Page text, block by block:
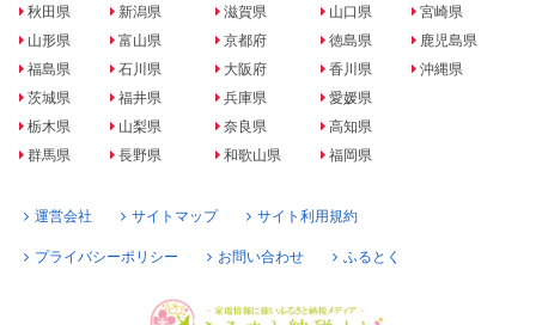
秋田県
山形県
福島県
茨城県
栃木県
群馬県
新潟県
富山県
石川県
福井県
山梨県
長野県
滋賀県
京都府
大阪府
兵庫県
奈良県
和歌山県
山口県
徳島県
香川県
愛媛県
高知県
福岡県
宮崎県
鹿児島県
沖縄県
運営会社 サイトマップ サイト利用規約
プライバシーポリシー お問い合わせ ふるとく